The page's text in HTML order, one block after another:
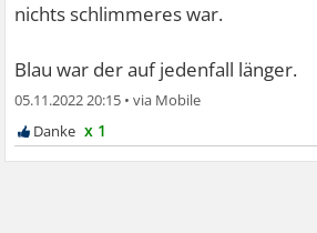
nichts schlimmeres war.
Blau war der auf jedenfall länger.
05.11.2022 20:15 •
x 1